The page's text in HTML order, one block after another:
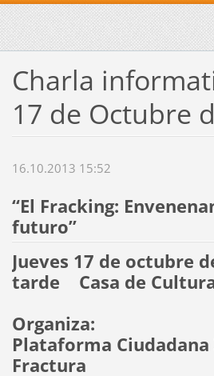
Charla
17 de Octubre
16.10.2013 15:52
“El Fracking:
futuro”
Jueves 17 de octubre
tarde Casa de
Organiza:
Plataforma Ciudadana
Fractura